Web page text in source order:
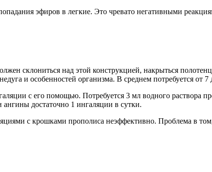
эфиров в легкие. Это чревато негативными
склониться над этой конструкцией, накрыться
и особенностей организма. В среднем потребуется от 7
с его помощью. Потребуется 3 мл водного раствора
достаточно 1 ингаляции в сутки.
с крошками прополиса неэффективно. Проблема в том,